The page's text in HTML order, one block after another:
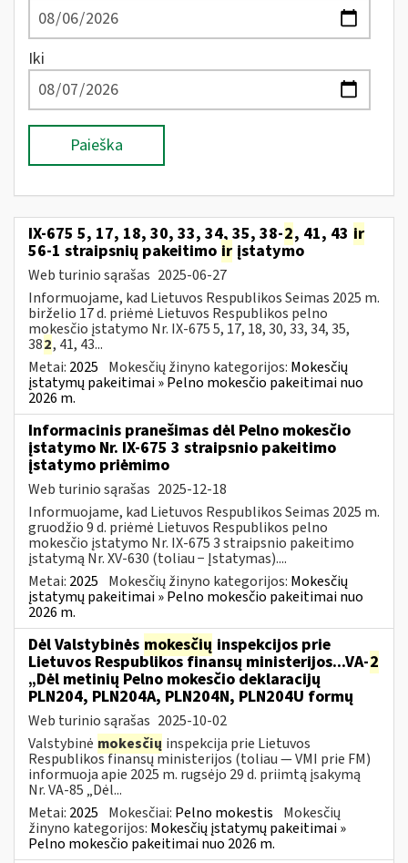
Iki
Paieška
IX-675 5, 17, 18, 30, 33, 34, 35, 38-2, 41, 43 ir
56-1 straipsnių pakeitimo ir įstatymo
Web turinio sąrašas 2025-06-27
Informuojame, kad Lietuvos Respublikos Seimas 2025 m.
birželio 17 d. priėmė Lietuvos Respublikos pelno
mokesčio įstatymo Nr. IX-675 5, 17, 18, 30, 33, 34, 35,
382, 41, 43...
Metai: 2025 Mokesčių žinyno kategorijos: Mokesčių
įstatymų pakeitimai » Pelno mokesčio pakeitimai nuo
2026 m.
Informacinis pranešimas dėl Pelno mokesčio
įstatymo Nr. IX-675 3 straipsnio pakeitimo
įstatymo priėmimo
Web turinio sąrašas 2025-12-18
Informuojame, kad Lietuvos Respublikos Seimas 2025 m.
gruodžio 9 d. priėmė Lietuvos Respublikos pelno
mokesčio įstatymo Nr. IX-675 3 straipsnio pakeitimo
įstatymą Nr. XV-630 (toliau − Įstatymas)....
Metai: 2025 Mokesčių žinyno kategorijos: Mokesčių
įstatymų pakeitimai » Pelno mokesčio pakeitimai nuo
2026 m.
Dėl Valstybinės mokesčių inspekcijos prie
Lietuvos Respublikos finansų ministerijos...VA-2
„Dėl metinių Pelno mokesčio deklaracijų
PLN204, PLN204A, PLN204N, PLN204U formų
Web turinio sąrašas 2025-10-02
Valstybinė mokesčių inspekcija prie Lietuvos
Respublikos finansų ministerijos (toliau — VMI prie FM)
informuoja apie 2025 m. rugsėjo 29 d. priimtą įsakymą
Nr. VA-85 „Dėl...
Metai: 2025 Mokesčiai: Pelno mokestis Mokesčių
žinyno kategorijos: Mokesčių įstatymų pakeitimai »
Pelno mokesčio pakeitimai nuo 2026 m.